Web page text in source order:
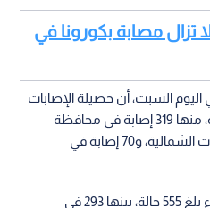
106 حالات لا تزال مصابة بكورونا في
السبت، أن حصيلة الإصابات
المسجلة استقرت عند 643 إصابة، منها 319 إصابة في محافظة
القدس، و254 في بقية المحافظات الشمالية، و70 إصابة في
وأشارت إلى أن عدد حالات الشفاء بلغ 555 حالة، بينها 293 في